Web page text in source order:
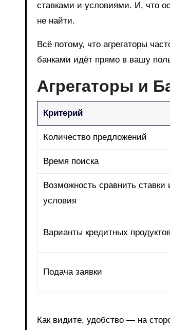
ставками и условиями. И, что
не найти.
Всё потому, что агрегаторы
банками идёт прямо в вашу
Агрегаторы и
Критерий
Количество предложений
Время поиска
Возможность сравнить ставки
условия
Варианты кредитных
Подача заявки
Как видите, удобство — на